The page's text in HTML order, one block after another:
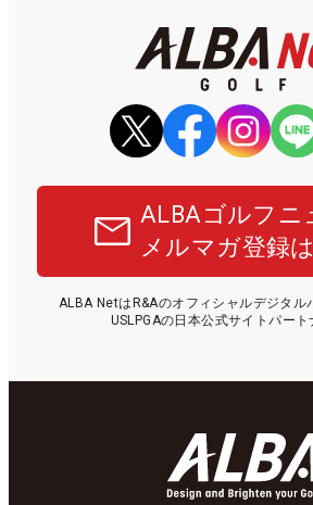
ALBAゴルフニ
メルマガ登録
ALBA NetはR&Aのオフィシャルデジタル
USLPGAの日本公式サイトパート